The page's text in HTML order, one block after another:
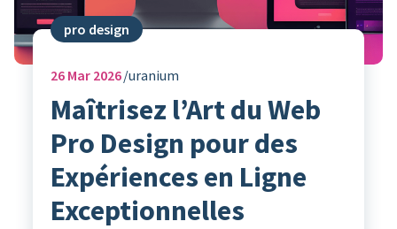
pro design
26Mar 2026 uranium
Maîtrisez l’Art du Web
Pro Design pour des
Expériences en Ligne
Exceptionnelles